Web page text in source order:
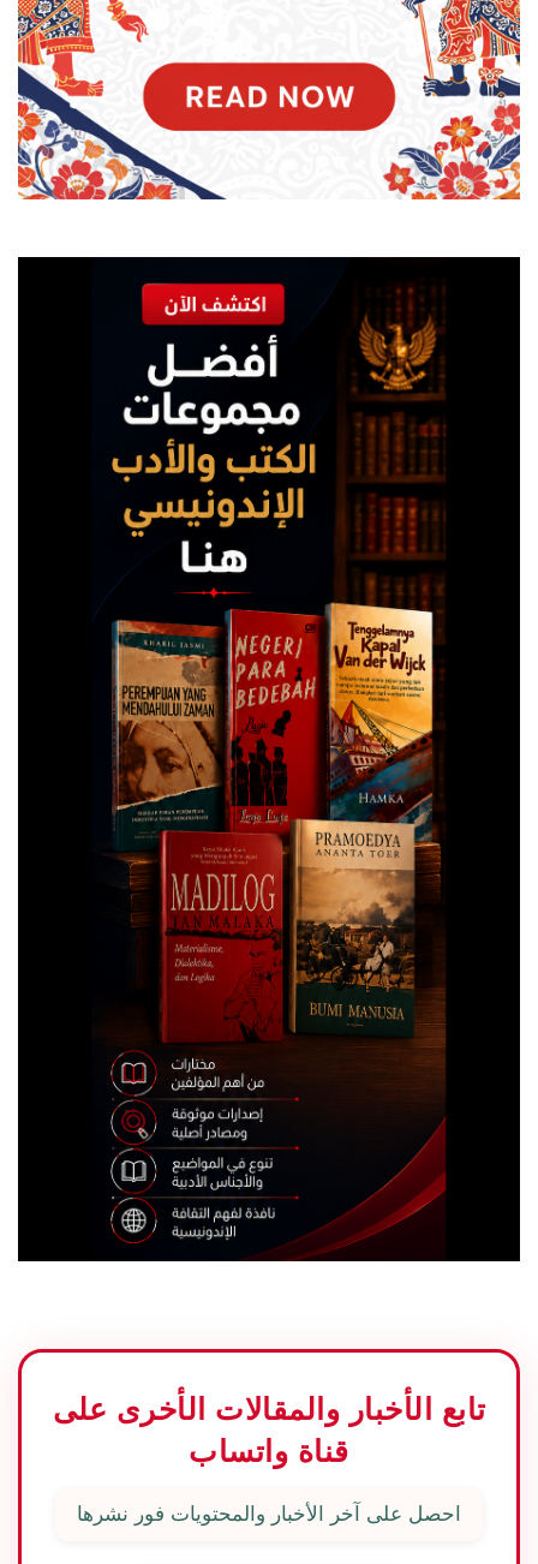
تابع الأخبار والمقالات الأخرى على
قناة واتساب
احصل على آخر الأخبار والمحتويات فور نشرها